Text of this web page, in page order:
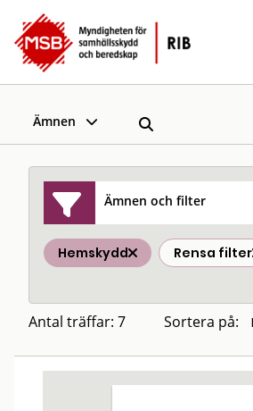
Ämnen
Ämnen och filter
Hemskydd Rensa filter
Antal träffar: 7 Sortera på: